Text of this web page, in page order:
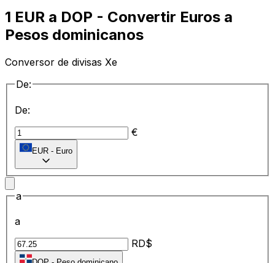
1 EUR a DOP - Convertir Euros a
Pesos dominicanos
Conversor de divisas Xe
De:
De:
€
EUR - Euro
a
a
RD$